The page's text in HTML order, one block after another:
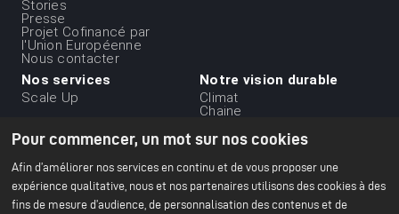
Pour commencer, un mot sur nos cookies
Afin d’améliorer nos services en continu et de vous proposer une
expérience qualitative, nous et nos partenaires utilisons des cookies à des
fins de mesure d’audience, de personnalisation des contenus et de
footer
-
1ere
ligne
Stories
Presse
Projet Cofinancé par
l'Union Européenne
Nous contacter
Nos services
Scale Up
Notre vision durable
Climat
Chaine
durable
des affaires
Environnement
Notre rapport RSE 2024